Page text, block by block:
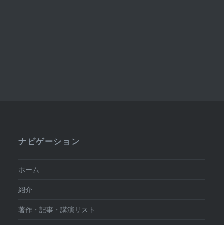
ナビゲーション
ホーム
紹介
著作・記事・講演リスト